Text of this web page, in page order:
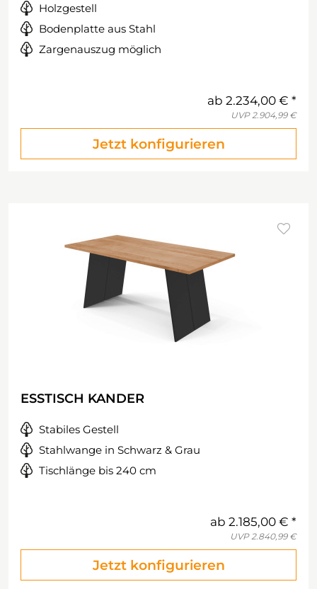
Holzgestell
Bodenplatte aus Stahl
Zargenauszug möglich
ab 2.234,00 €
UVP 2.904,99 €
Jetzt konfigurieren
ESSTISCH KANDER
Stabiles Gestell
Stahlwange in Schwarz & Grau
Tischlänge bis 240 cm
ab 2.185,00 €
UVP 2.840,99 €
Jetzt konfigurieren